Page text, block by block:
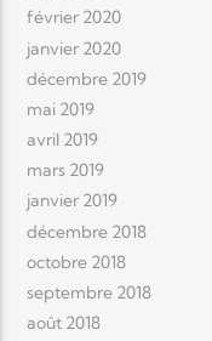
février 2020
janvier 2020
décembre 2019
mai 2019
avril 2019
mars 2019
janvier 2019
décembre 2018
octobre 2018
septembre 2018
août 2018